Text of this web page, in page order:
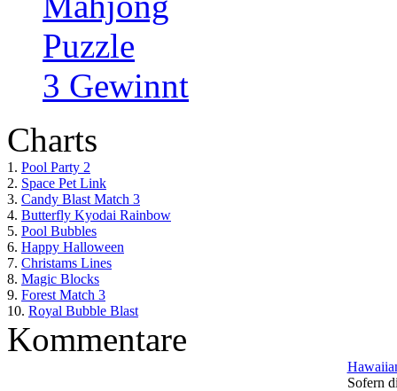
Puzzle
3 Gewinnt
Charts
1. Pool Party 2
2. Space Pet Link
3. Candy Blast Match 3
4. Butterfly Kyodai Rainbow
5. Pool Bubbles
6. Happy Halloween
7. Christams Lines
8. Magic Blocks
9. Forest Match 3
10. Royal Bubble Blast
Kommentare
Sofern